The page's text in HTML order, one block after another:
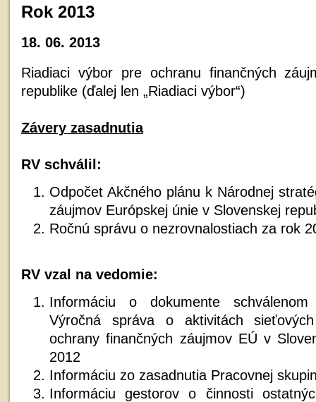
Rok 2013
18. 06. 2013
Riadiaci výbor pre ochranu finančných
republike (ďalej len „Riadiaci výbor“)
Závery zasadnutia
RV schválil:
Odpočet Akčného plánu k Národnej
záujmov Európskej únie v Slovenskej
Ročnú správu o nezrovnalostiach za rok
RV vzal na vedomie:
Informáciu o dokumente
Výročná správa o aktivitách
ochrany finančných záujmov EÚ v
2012
Informáciu zo zasadnutia Pracovnej
Informáciu gestorov o činnosti